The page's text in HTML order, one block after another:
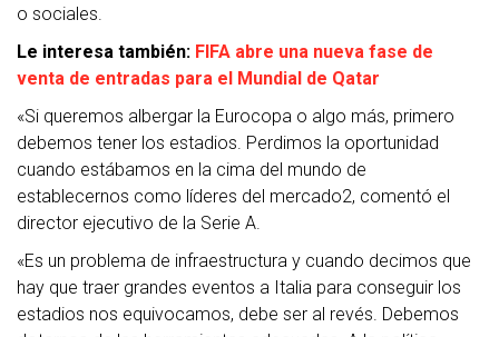
o sociales.
Le interesa también: FIFA abre una nueva fase de
venta de entradas para el Mundial de Qatar
«Si queremos albergar la Eurocopa o algo más, primero
debemos tener los estadios. Perdimos la oportunidad
cuando estábamos en la cima del mundo de
establecernos como líderes del mercado2, comentó el
director ejecutivo de la Serie A.
«Es un problema de infraestructura y cuando decimos que
hay que traer grandes eventos a Italia para conseguir los
estadios nos equivocamos, debe ser al revés. Debemos